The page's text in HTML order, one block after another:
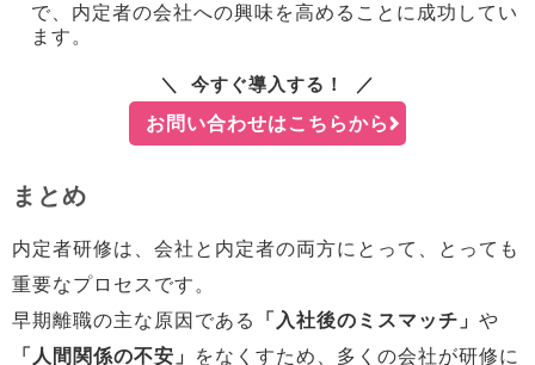
で、内定者の会社への興味を高めることに成功してい
ます。
今すぐ導入する！
お問い合わせはこちらから
まとめ
内定者研修は、会社と内定者の両方にとって、とっても
重要なプロセスです。
早期離職の主な原因である
「入社後のミスマッチ」 や
「人間関係の不安」
をなくすため、多くの会社が研修に